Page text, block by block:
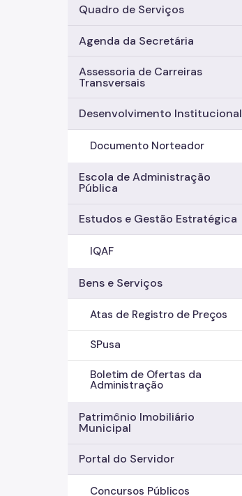
Quadro de Serviços
Agenda da Secretária
Assessoria de Carreiras
Transversais
Desenvolvimento Institucional
Documento Norteador
Escola de Administração
Pública
Estudos e Gestão Estratégica
IQAF
Bens e Serviços
Atas de Registro de Preços
SPusa
Boletim de Ofertas da
Administração
Patrimônio Imobiliário
Municipal
Portal do Servidor
Concursos Públicos